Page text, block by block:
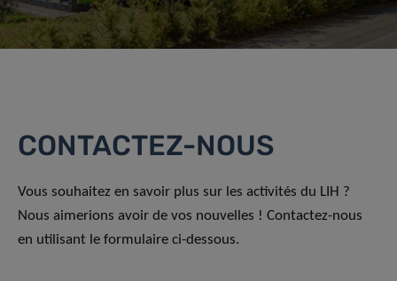
CONTACTEZ-NOUS
Vous souhaitez en savoir plus sur les activités du LIH ?
Nous aimerions avoir de vos nouvelles ! Contactez-nous
en utilisant le formulaire ci-dessous.